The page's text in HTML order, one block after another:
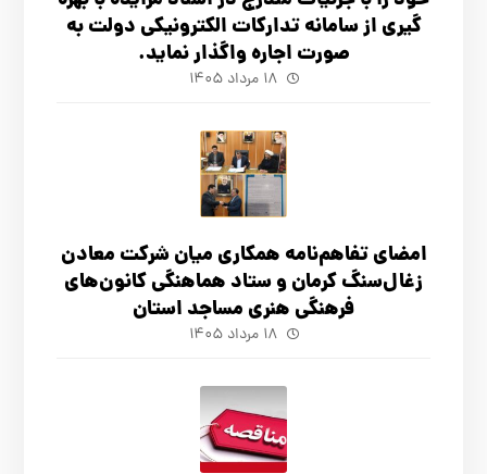
گیری از سامانه تدارکات الکترونیکی دولت به
صورت اجاره واگذار نماید.
۱۸ مرداد ۱۴۰۵
امضای تفاهم‌نامه همکاری میان شرکت معادن
زغال‌سنگ کرمان و ستاد هماهنگی کانون‌های
فرهنگی هنری مساجد استان
۱۸ مرداد ۱۴۰۵